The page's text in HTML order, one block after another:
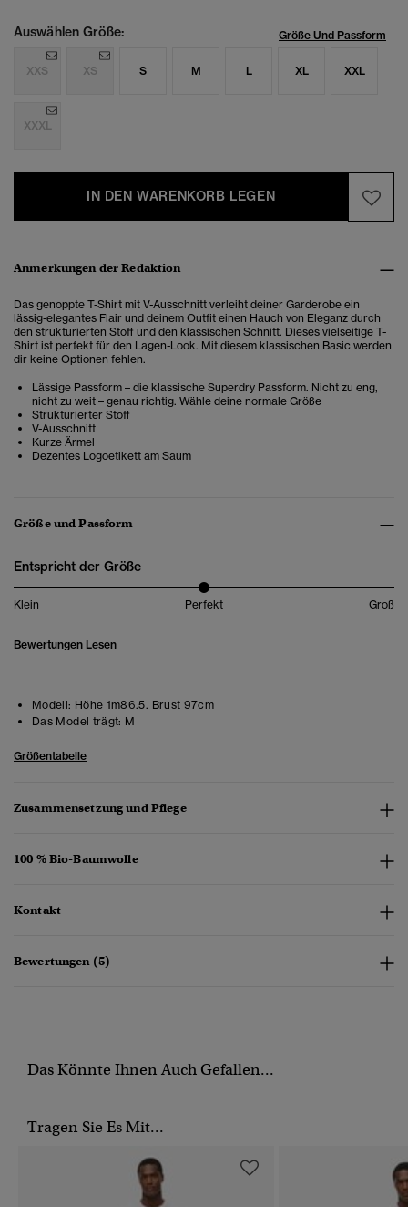
Auswählen Größe: Größe Und Passform
XXS XS S M L XL XXL
XXXL
IN DEN WARENKORB LEGEN
Anmerkungen der Redaktion
Das genoppte T-Shirt mit V-Ausschnitt verleiht deiner Garderobe ein
lässig-elegantes Flair und deinem Outfit einen Hauch von Eleganz durch
den strukturierten Stoff und den klassischen Schnitt. Dieses vielseitige T-
Shirt ist perfekt für den Lagen-Look. Mit diesem klassischen Basic werden
dir keine Optionen fehlen.
Lässige Passform – die klassische Superdry Passform. Nicht zu eng,
nicht zu weit – genau richtig. Wähle deine normale Größe
Strukturierter Stoff
V-Ausschnitt
Kurze Ärmel
Dezentes Logoetikett am Saum
Größe und Passform
Entspricht der Größe
Klein Perfekt Groß
Bewertungen Lesen
Modell: Höhe 1m86.5. Brust 97cm
Das Model trägt: M
Größentabelle
Zusammensetzung und Pflege
100 % Bio-Baumwolle
Kontakt
Bewertungen (5)
Das Könnte Ihnen Auch Gefallen...
Tragen Sie Es Mit...